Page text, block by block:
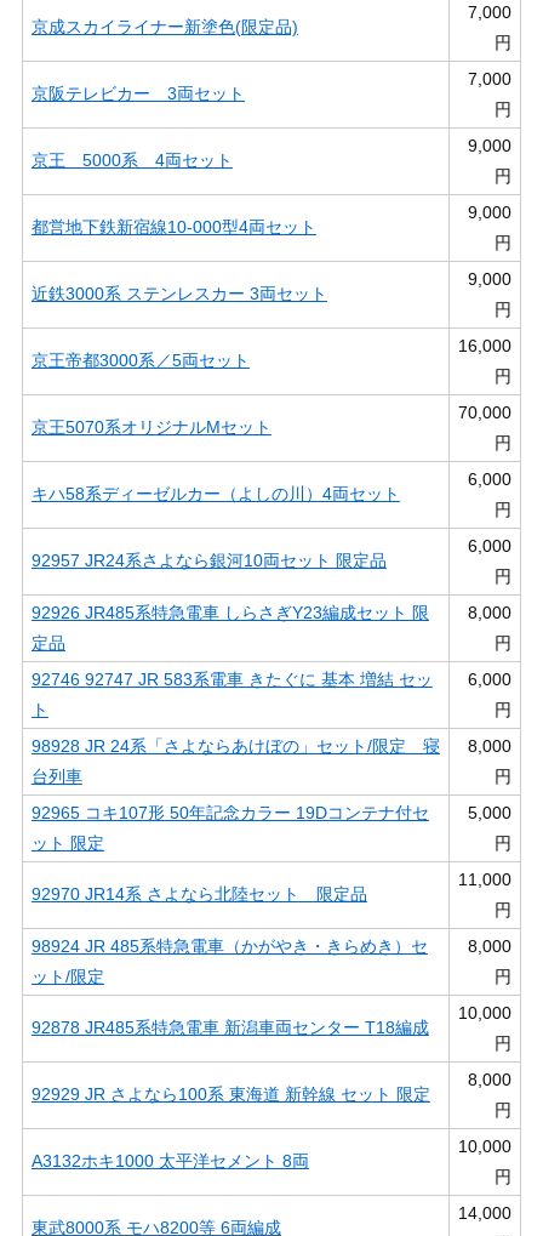
京成スカイライナー新塗色(限定品)
7,000
円
京阪テレビカー 3両セット
7,000
円
京王 5000系 4両セット
9,000
円
都営地下鉄新宿線10-000型4両セット
9,000
円
近鉄3000系 ステンレスカー 3両セット
9,000
円
京王帝都3000系／5両セット
16,000
円
京王5070系オリジナルMセット
70,000
円
キハ58系ディーゼルカー（よしの川）4両セット
6,000
円
92957 JR24系さよなら銀河10両セット 限定品
6,000
円
92926 JR485系特急電車 しらさぎY23編成セット 限
定品
8,000
円
92746 92747 JR 583系電車 きたぐに 基本 増結 セッ
ト
6,000
円
98928 JR 24系「さよならあけぼの」セット/限定 寝
台列車
8,000
円
92965 コキ107形 50年記念カラー 19Dコンテナ付セ
ット 限定
5,000
円
92970 JR14系 さよなら北陸セット 限定品
11,000
円
98924 JR 485系特急電車（かがやき・きらめき）セ
ット/限定
8,000
円
92878 JR485系特急電車 新潟車両センター T18編成
10,000
円
92929 JR さよなら100系 東海道 新幹線 セット 限定
8,000
円
A3132ホキ1000 太平洋セメント 8両
10,000
円
東武8000系 モハ8200等 6両編成
14,000